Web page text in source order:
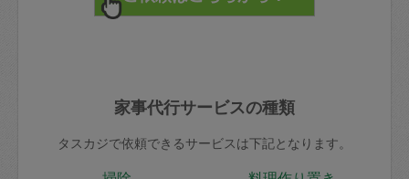
家事代行サービスの種類
タスカジで依頼できるサービスは下記となります。